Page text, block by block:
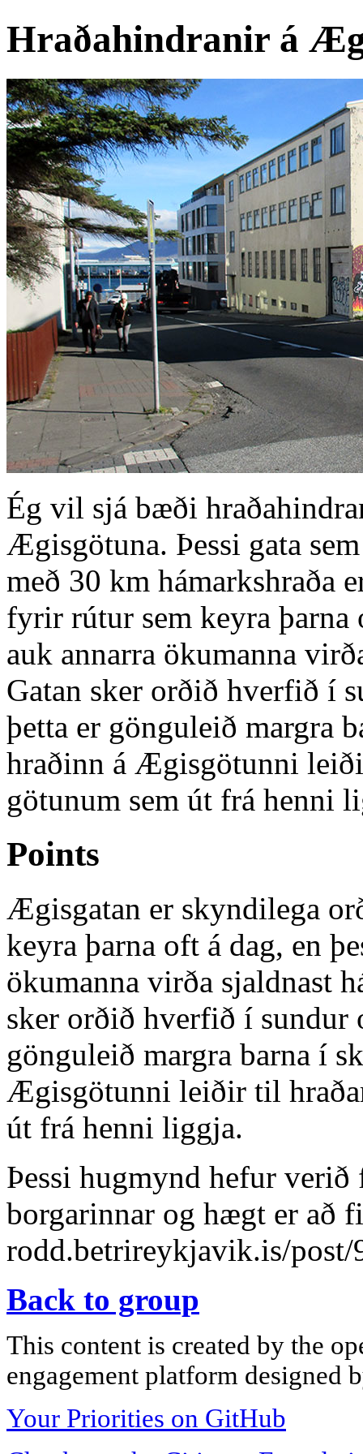
Hraðahindranir á
Ég vil sjá bæði
Ægisgötuna. Þessi gata
með 30 km hámarkshraða
fyrir rútur sem keyra þarna
auk annarra ökumanna
Gatan sker orðið hverfið í
þetta er gönguleið margra
hraðinn á Ægisgötunni
götunum sem út frá henni
Points
Ægisgatan er skyndilega
keyra þarna oft á dag, en
ökumanna virða sjaldnast
sker orðið hverfið í sundur
gönguleið margra barna í
Ægisgötunni leiðir til
út frá henni liggja.
Þessi hugmynd hefur
borgarinnar og hægt er að
rodd.betrireykjavik.is/post/
Back to group
This content is created by the
engagement platform designed
Your Priorities on GitHub